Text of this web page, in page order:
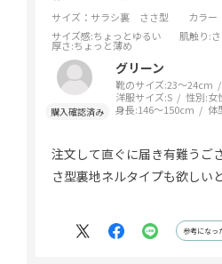
サイズ：サラシ裏 ささ型
カラー
サイズ感:ちょっとゆるい 肌触り:
厚さ:ちょっと薄め
グリーン
靴のサイズ:23～24cm
洋服サイズ:S 性別:女
身長:146～150cm 体
注文して直ぐに届き有難うご
さ型裏地ネルタイプも欲しい
参考になっ